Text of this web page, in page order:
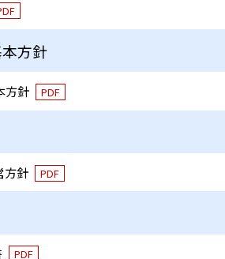
方針
方針 PDF
方針 PDF
PDF